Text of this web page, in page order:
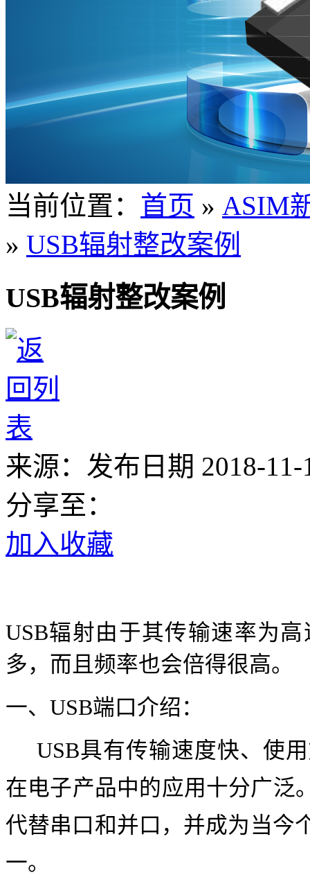
当前位置： 首页 » ASIM
» USB辐射整改案例
USB辐射整改案例
来源： 发布日期 2018-11-
分享至：
加入收藏
USB辐射由于其传输速率为
多，而且频率也会倍得很高。
一、 USB端口介绍：
USB具有传输速度快、使
在电子产品中的应用十分广泛
代替串口和并口，并成为当今
一。